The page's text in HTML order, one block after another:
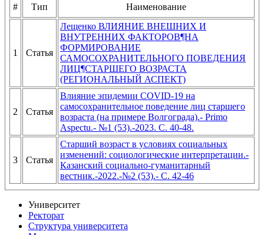
# Тип Наименование
1 Статья
Лещенко ВЛИЯНИЕ ВНЕШНИХ И
ВНУТРЕННИХ ФАКТОРОВ¶НА
ФОРМИРОВАНИЕ
САМОСОХРАНИТЕЛЬНОГО ПОВЕДЕНИЯ
ЛИЦ¶СТАРШЕГО ВОЗРАСТА
(РЕГИОНАЛЬНЫЙ АСПЕКТ)
2 Статья
Влияние эпидемии COVID-19 на
самосохранительное поведение лиц старшего
возраста (на примере Волгограда).- Primo
Aspectu.- №1 (53).-2023. С. 40-48.
3 Статья
Старший возраст в условиях социальных
изменений: социологические интерпретации.-
Казанский социально-гуманитарный
вестник.-2022.-№2 (53).- С. 42-46
Университет
Ректорат
Структура университета